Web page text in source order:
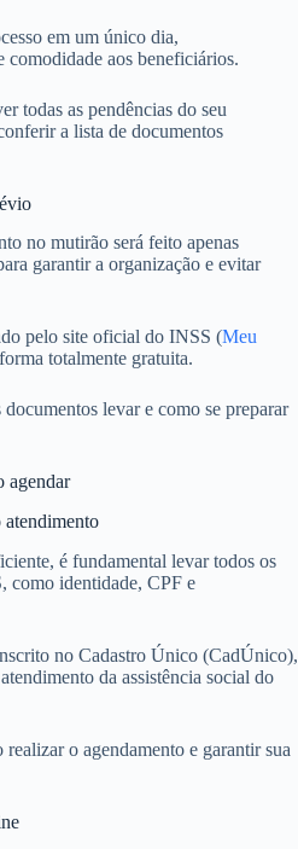
em um único dia,
aos beneficiários.
todas as pendências do seu
a lista de documentos
no mutirão será feito apenas
garantir a organização e evitar
pelo site oficial do INSS (Meu
totalmente gratuita.
levar e como se preparar
agendar
é fundamental levar todos os
como identidade, CPF e
no Cadastro Único (CadÚnico),
da assistência social do
o agendamento e garantir sua